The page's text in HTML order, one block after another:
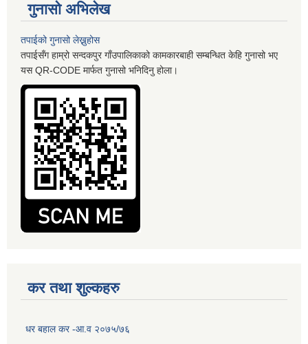
गुनासो अभिलेख
तपाईको गुनासो लेख्नुहोस
तपाईसँग हाम्रो सन्दकपुर गाँउपालिकाको कामकारबाही सम्बन्धित केहि गुनासो भए
यस QR-CODE मार्फत गुनासो भनिदिनु होला।
कर तथा शुल्कहरु
धर बहाल कर -आ.व २०७५/७६